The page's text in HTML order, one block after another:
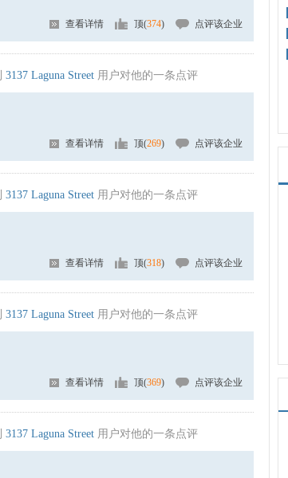
查看详情 顶(374) 点评该企业
3137 Laguna Street 用户对他的一条点评
查看详情 顶(269) 点评该企业
3137 Laguna Street 用户对他的一条点评
查看详情 顶(318) 点评该企业
3137 Laguna Street 用户对他的一条点评
查看详情 顶(369) 点评该企业
3137 Laguna Street 用户对他的一条点评